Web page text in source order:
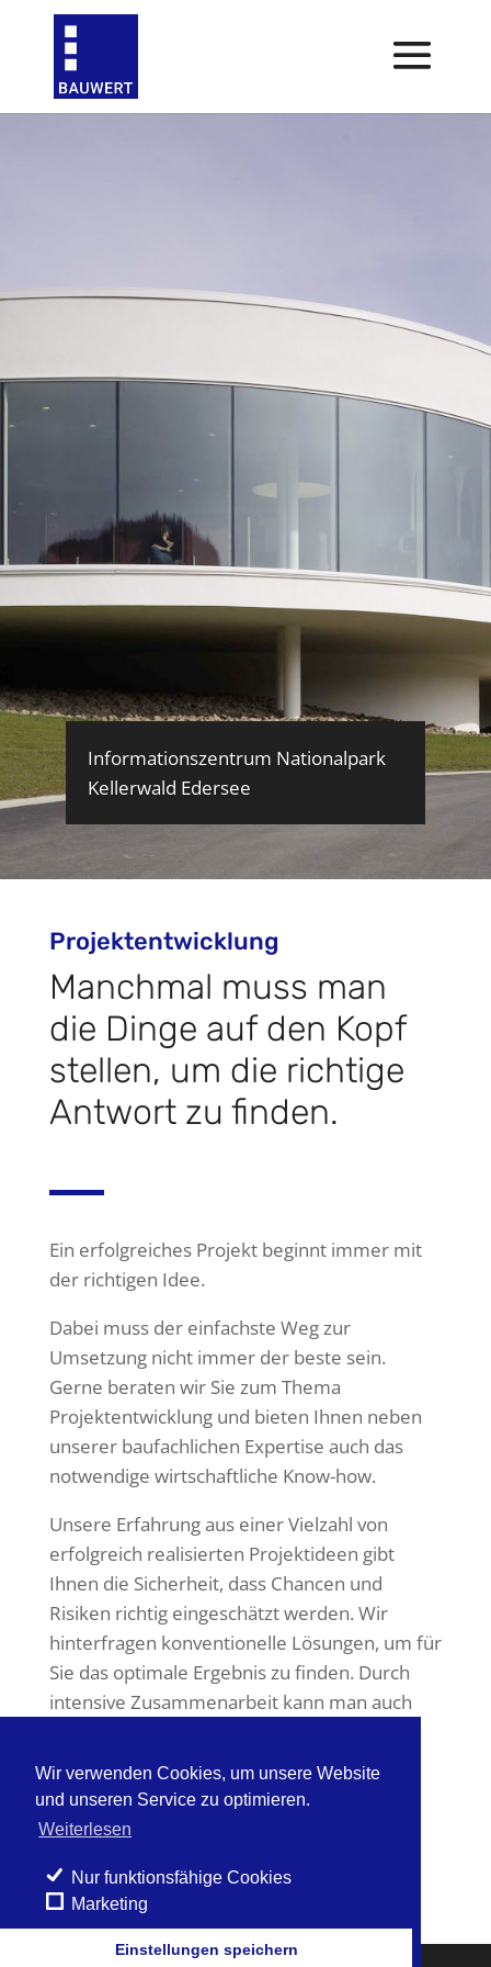
Wir verwenden Cookies, um unsere Website
und unseren Service zu optimieren.
Weiterlesen
Nur funktionsfähige Cookies
Marketing
Einstellungen speichern
Informationszentrum Nationalpark
Kellerwald Edersee
Projektentwicklung
Manchmal muss man
die Dinge auf den Kopf
stellen, um die richtige
Antwort zu finden.
Ein erfolgreiches Projekt beginnt immer mit
der richtigen Idee.
Dabei muss der einfachste Weg zur
Umsetzung nicht immer der beste sein.
Gerne beraten wir Sie zum Thema
Projektentwicklung und bieten Ihnen neben
unserer baufachlichen Expertise auch das
notwendige wirtschaftliche Know-how.
Unsere Erfahrung aus einer Vielzahl von
erfolgreich realisierten Projektideen gibt
Ihnen die Sicherheit, dass Chancen und
Risiken richtig eingeschätzt werden. Wir
hinterfragen konventionelle Lösungen, um für
Sie das optimale Ergebnis zu finden. Durch
intensive Zusammenarbeit kann man auch
reduzieren. Wir entwickeln mit Ihnen
gemeinsam kompetent und
zukunftsorientiert marktgerechte und
Auftraggeber und Bauherr Teil des Teams.